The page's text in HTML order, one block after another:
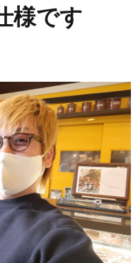
様です